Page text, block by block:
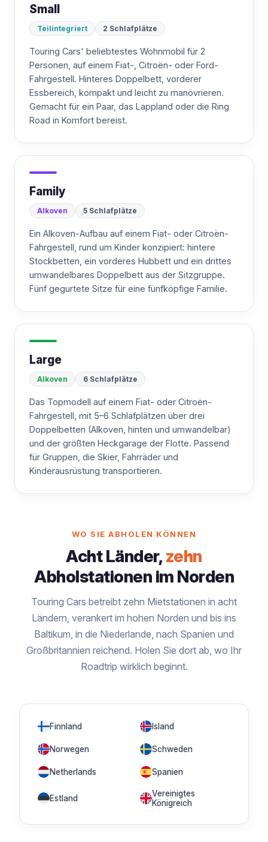
Small
Teilintegriert 2 Schlafplätze
Touring Cars' beliebtestes Wohnmobil für 2
Personen, auf einem Fiat-, Citroën- oder Ford-
Fahrgestell. Hinteres Doppelbett, vorderer
Essbereich, kompakt und leicht zu manövrieren.
Gemacht für ein Paar, das Lappland oder die Ring
Road in Komfort bereist.
Family
Alkoven 5 Schlafplätze
Ein Alkoven-Aufbau auf einem Fiat- oder Citroën-
Fahrgestell, rund um Kinder konzipiert: hintere
Stockbetten, ein vorderes Hubbett und ein drittes
umwandelbares Doppelbett aus der Sitzgruppe.
Fünf gegurtete Sitze für eine fünfköpfige Familie.
Large
Alkoven 6 Schlafplätze
Das Topmodell auf einem Fiat- oder Citroën-
Fahrgestell, mit 5–6 Schlafplätzen über drei
Doppelbetten (Alkoven, hinten und umwandelbar)
und der größten Heckgarage der Flotte. Passend
für Gruppen, die Skier, Fahrräder und
Kinderausrüstung transportieren.
WO SIE ABHOLEN KÖNNEN
Acht Länder,zehn
Abholstationen im Norden
Touring Cars betreibt zehn Mietstationen in acht
Ländern, verankert im hohen Norden und bis ins
Baltikum, in die Niederlande, nach Spanien und
Großbritannien reichend. Holen Sie dort ab, wo Ihr
Roadtrip wirklich beginnt.
Finnland Island
Norwegen Schweden
Netherlands Spanien
Estland
Vereinigtes
Königreich